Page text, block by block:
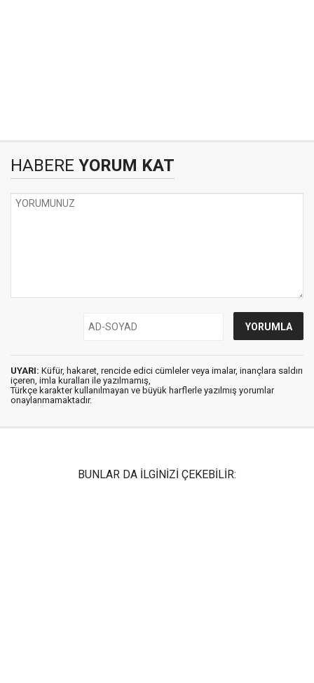
HABERE YORUM KAT
UYARI: Küfür, hakaret, rencide edici cümleler veya imalar, inançlara saldırı
içeren, imla kuralları ile yazılmamış,
Türkçe karakter kullanılmayan ve büyük harflerle yazılmış yorumlar
onaylanmamaktadır.
BUNLAR DA İLGİNİZİ ÇEKEBİLİR: